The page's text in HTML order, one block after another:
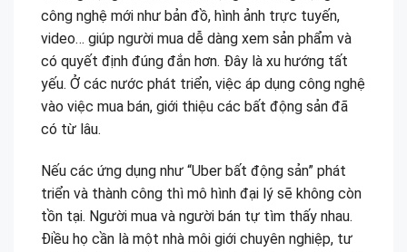
công nghệ mới như bản đồ, hình ảnh trực tuyến,
video… giúp người mua dễ dàng xem sản phẩm và
có quyết định đúng đắn hơn. Đây là xu hướng tất
yếu. Ở các nước phát triển, việc áp dụng công nghệ
vào việc mua bán, giới thiệu các bất động sản đã
có từ lâu.
Nếu các ứng dụng như “Uber bất động sản” phát
triển và thành công thì mô hình đại lý sẽ không còn
tồn tại. Người mua và người bán tự tìm thấy nhau.
Điều họ cần là một nhà môi giới chuyên nghiệp, tư